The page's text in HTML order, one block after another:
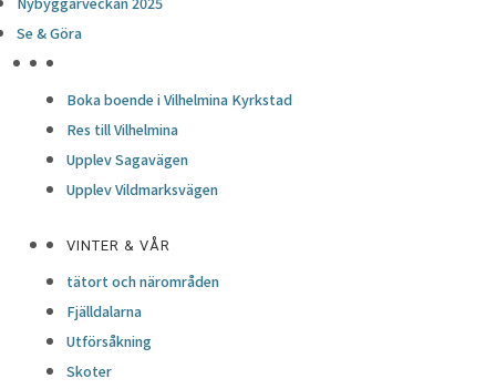
Se & Göra
Boka boende i Vilhelmina Kyrkstad
Res till Vilhelmina
Upplev Sagavägen
Upplev Vildmarksvägen
VINTER & VÅR
tätort och närområden
Fjälldalarna
Utförsåkning
Skoter